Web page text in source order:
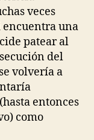
veces
encuentra una
patear al
del
volvería a
entonces
como